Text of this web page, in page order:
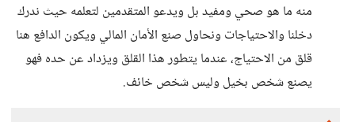
منه ما هو صحي ومفيد بل ويدعو المتقدمين لتعلمه حيث ندرك
دخلنا والاحتياجات ونحاول صنع الأمان المالي ويكون الدافع هنا
قلق من الاحتياج، عندما يتطور هذا القلق ويزداد عن حده فهو
يصنع شخص بخيل وليس شخص خائف.